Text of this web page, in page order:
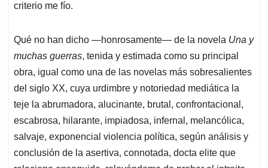
criterio me fío.
Qué no han dicho —honrosamente— de la novela Una y
muchas guerras, tenida y estimada como su principal
obra, igual como una de las novelas más sobresalientes
del siglo XX, cuya urdimbre y notoriedad mediática la
teje la abrumadora, alucinante, brutal, confrontacional,
escabrosa, hilarante, impiadosa, infernal, melancólica,
salvaje, exponencial violencia política, según análisis y
conclusión de la asertiva, connotada, docta elite que